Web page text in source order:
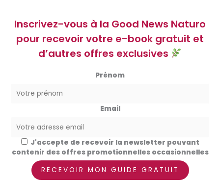
Inscrivez-vous à la Good News Naturo
pour recevoir votre e-book gratuit et
d’autres offres exclusives
Prénom
Email
J'accepte de recevoir la newsletter pouvant
contenir des offres promotionnelles occasionnelles